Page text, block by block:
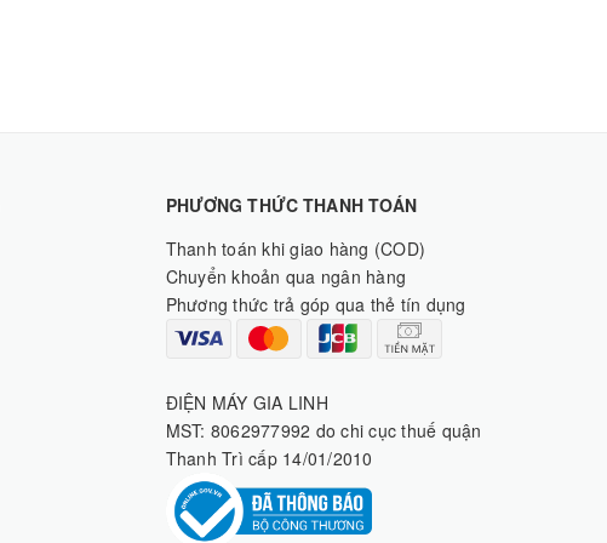
PHƯƠNG THỨC THANH TOÁN
Thanh toán khi giao hàng (COD)
Chuyển khoản qua ngân hàng
Phương thức trả góp qua thẻ tín dụng
ĐIỆN MÁY GIA LINH
MST: 8062977992 do chi cục thuế quận
Thanh Trì cấp 14/01/2010